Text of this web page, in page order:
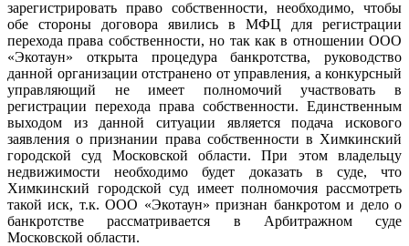
зарегистрировать право собственности, необходимо, чтобы
обе стороны договора явились в МФЦ для регистрации
перехода права собственности, но так как в отношении ООО
«Экотаун» открыта процедура банкротства, руководство
данной организации отстранено от управления, а конкурсный
управляющий не имеет полномочий участвовать в
регистрации перехода права собственности. Единственным
выходом из данной ситуации является подача искового
заявления о признании права собственности в Химкинский
городской суд Московской области. При этом владельцу
недвижимости необходимо будет доказать в суде, что
Химкинский городской суд имеет полномочия рассмотреть
такой иск, т.к. ООО «Экотаун» признан банкротом и дело о
банкротстве рассматривается в Арбитражном суде
Московской области.